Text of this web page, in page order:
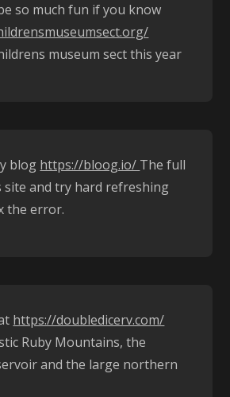
so much fun if you know
museum sect this year
blog https://bloog.io/ The full
site and try hard refreshing
the error.
https://doubledicerv.com/
Ruby Mountains, the
and the large northern